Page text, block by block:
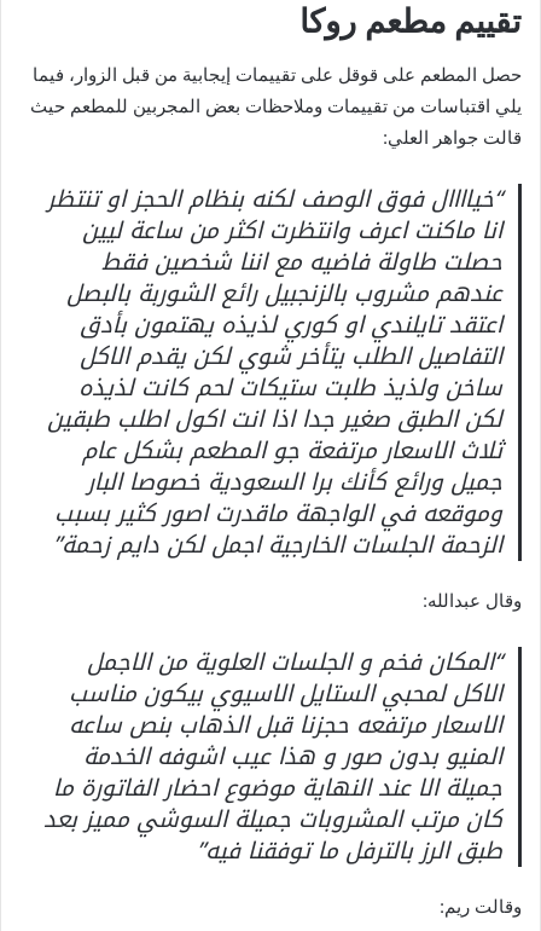
تقييم مطعم روكا
حصل المطعم على قوقل على تقييمات إيجابية من قبل الزوار، فيما
يلي اقتباسات من تقييمات وملاحظات بعض المجربين للمطعم حيث
قالت جواهر العلي:
“خياااال فوق الوصف لكنه بنظام الحجز او تنتظر
انا ماكنت اعرف وانتظرت اكثر من ساعة ليين
حصلت طاولة فاضيه مع اننا شخصين فقط
عندهم مشروب بالزنجبيل رائع الشوربة بالبصل
اعتقد تايلندي او كوري لذيذه يهتمون بأدق
التفاصيل الطلب يتأخر شوي لكن يقدم الاكل
ساخن ولذيذ طلبت ستيكات لحم كانت لذيذه
لكن الطبق صغير جدا اذا انت اكول اطلب طبقين
ثلاث الاسعار مرتفعة جو المطعم بشكل عام
جميل ورائع كأنك برا السعودية خصوصا البار
وموقعه في الواجهة ماقدرت اصور كثير بسبب
الزحمة الجلسات الخارجية اجمل لكن دايم زحمة”
وقال عبدالله:
“المكان فخم و الجلسات العلوية من الاجمل
الاكل لمحبي الستايل الاسيوي بيكون مناسب
الاسعار مرتفعه حجزنا قبل الذهاب بنص ساعه
المنيو بدون صور و هذا عيب اشوفه الخدمة
جميلة الا عند النهاية موضوع احضار الفاتورة ما
كان مرتب المشروبات جميلة السوشي مميز بعد
طبق الرز بالترفل ما توفقنا فيه”
وقالت ريم: